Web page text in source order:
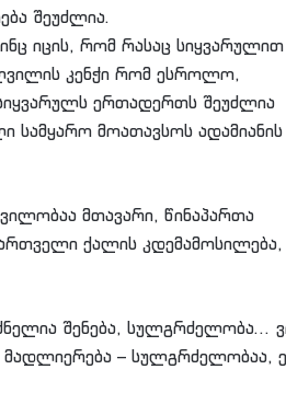
შეუძლია.
იცის, რომ რასაც სიყვარულით
კენჭი რომ ესროლო,
ერთადერთს შეუძლია
სამყარო მოათავსოს ადამიანის
მთავარი, წინაპართა
ქალის კდემამოსილება,
შენება, სულგრძელობა…
– სულგრძელობაა,